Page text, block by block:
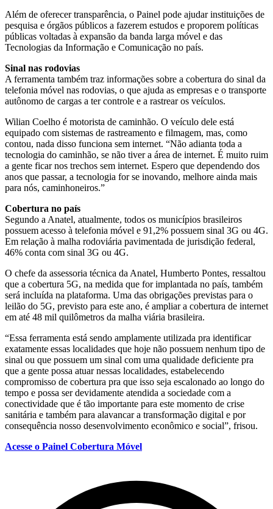
Além de oferecer transparência, o Painel pode ajudar instituições de
pesquisa e órgãos públicos a fazerem estudos e proporem políticas
públicas voltadas à expansão da banda larga móvel e das
Tecnologias da Informação e Comunicação no país.
Sinal nas rodovias
A ferramenta também traz informações sobre a cobertura do sinal da
telefonia móvel nas rodovias, o que ajuda as empresas e o transporte
autônomo de cargas a ter controle e a rastrear os veículos.
Wilian Coelho é motorista de caminhão. O veículo dele está
equipado com sistemas de rastreamento e filmagem, mas, como
contou, nada disso funciona sem internet. “Não adianta toda a
tecnologia do caminhão, se não tiver a área de internet. É muito ruim
a gente ficar nos trechos sem internet. Espero que dependendo dos
anos que passar, a tecnologia for se inovando, melhore ainda mais
para nós, caminhoneiros.”
Cobertura no país
Segundo a Anatel, atualmente, todos os municípios brasileiros
possuem acesso à telefonia móvel e 91,2% possuem sinal 3G ou 4G.
Em relação à malha rodoviária pavimentada de jurisdição federal,
46% conta com sinal 3G ou 4G.
O chefe da assessoria técnica da Anatel, Humberto Pontes, ressaltou
que a cobertura 5G, na medida que for implantada no país, também
será incluída na plataforma. Uma das obrigações previstas para o
leilão do 5G, previsto para este ano, é ampliar a cobertura de internet
em até 48 mil quilômetros da malha viária brasileira.
“Essa ferramenta está sendo amplamente utilizada pra identificar
exatamente essas localidades que hoje não possuem nenhum tipo de
sinal ou que possuem um sinal com uma qualidade deficiente pra
que a gente possa atuar nessas localidades, estabelecendo
compromisso de cobertura pra que isso seja escalonado ao longo do
tempo e possa ser devidamente atendida a sociedade com a
conectividade que é tão importante para este momento de crise
sanitária e também para alavancar a transformação digital e por
consequência nosso desenvolvimento econômico e social”, frisou.
Acesse o Painel Cobertura Móvel